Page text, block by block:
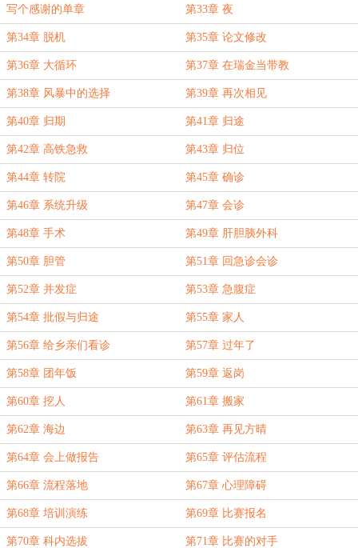
写个感谢的单章 第33章 夜
第34章 脱机 第35章 论文修改
第36章 大循环 第37章 在瑞金当带教
第38章 风暴中的选择 第39章 再次相见
第40章 归期 第41章 归途
第42章 高铁急救 第43章 归位
第44章 转院 第45章 确诊
第46章 系统升级 第47章 会诊
第48章 手术 第49章 肝胆胰外科
第50章 胆管 第51章 回急诊会诊
第52章 并发症 第53章 急腹症
第54章 批假与归途 第55章 家人
第56章 给乡亲们看诊 第57章 过年了
第58章 团年饭 第59章 返岗
第60章 挖人 第61章 搬家
第62章 海边 第63章 再见方晴
第64章 会上做报告 第65章 评估流程
第66章 流程落地 第67章 心理障碍
第68章 培训演练 第69章 比赛报名
第70章 科内选拔 第71章 比赛的对手